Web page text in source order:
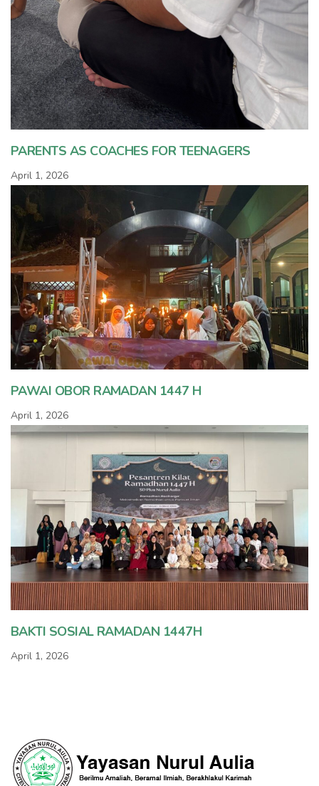
PARENTS AS COACHES FOR TEENAGERS
April 1, 2026
PAWAI OBOR RAMADAN 1447 H
April 1, 2026
BAKTI SOSIAL RAMADAN 1447H
April 1, 2026